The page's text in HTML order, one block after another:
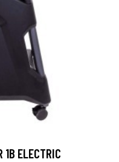
1B ELECTRIC